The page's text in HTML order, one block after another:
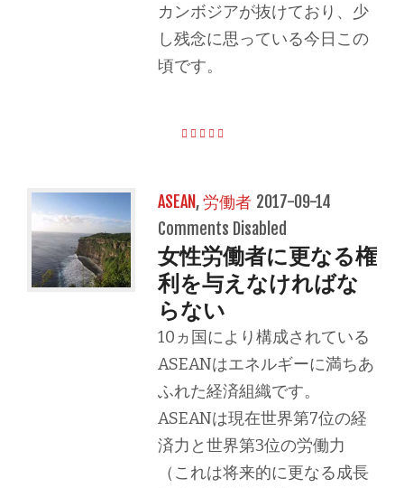
カンボジアが抜けており、少
し残念に思っている今日この
頃です。
ASEAN,労働者 2017-09-14
Comments Disabled
女性労働者に更なる権
利を与えなければな
らない
10ヵ国により構成されている
ASEANはエネルギーに満ちあ
ふれた経済組織です。
ASEANは現在世界第7位の経
済力と世界第3位の労働力
（これは将来的に更なる成長